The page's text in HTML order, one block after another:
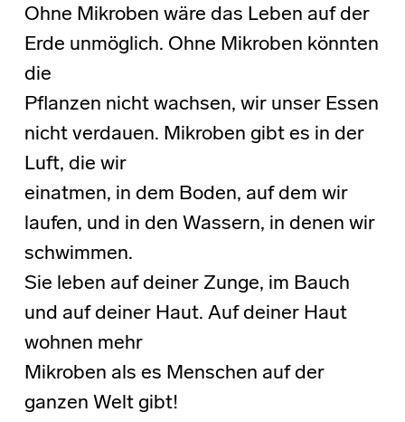
Ohne Mikroben wäre das Leben auf der
Erde unmöglich. Ohne Mikroben könnten
die
Pflanzen nicht wachsen, wir unser Essen
nicht verdauen. Mikroben gibt es in der
Luft, die wir
einatmen, in dem Boden, auf dem wir
laufen, und in den Wassern, in denen wir
schwimmen.
Sie leben auf deiner Zunge, im Bauch
und auf deiner Haut. Auf deiner Haut
wohnen mehr
Mikroben als es Menschen auf der
ganzen Welt gibt!